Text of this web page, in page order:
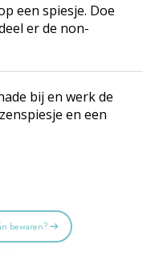
een spiesje. Doe
er de non-
bij en werk de
en een
bewaren?